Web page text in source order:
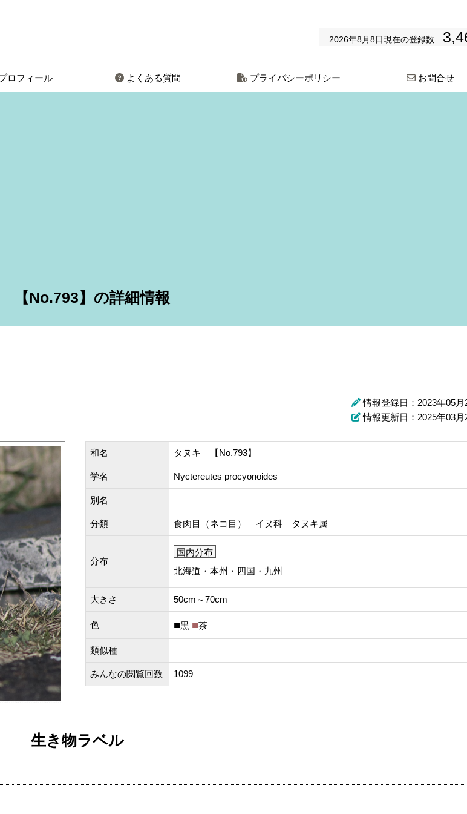
2026年8月8日現在の登録数
ロフィール よくある質問 プライバシーポリシー お問合せ
【No.793】の詳細情報
情報登録日：2023年05月
情報更新日：2025年03月
和名 タヌキ 【No.793】
学名 Nyctereutes procyonoides
別名
分類 食肉目（ネコ目） イヌ科 タヌキ属
分布
国内分布
北海道・本州・四国・九州
大きさ 50cm～70cm
色 黒 茶
類似種
みんなの閲覧回数 1099
生き物ラベル